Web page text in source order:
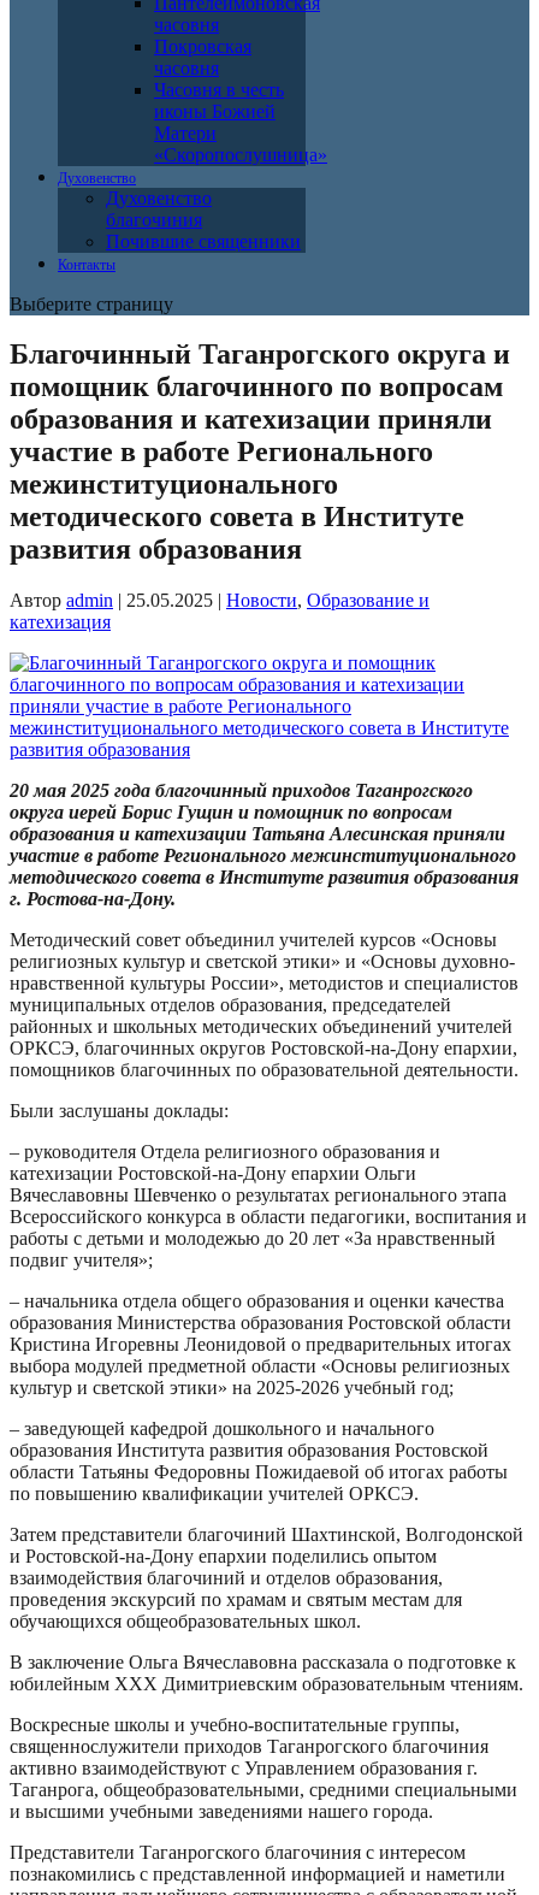
часовня
Покровская
часовня
Часовня в честь
иконы Божией
Матери
«Скоропослушница»
Духовенство
Духовенство
благочиния
Почившие священники
Контакты
Выберите страницу
Благочинный Таганрогского округа и
помощник благочинного по вопросам
образования и катехизации приняли
участие в работе Регионального
межинституционального
методического совета в Институте
развития образования
Автор admin | 25.05.2025 | Новости, Образование и
катехизация
20 мая 2025 года благочинный приходов Таганрогского
округа иерей Борис Гущин и помощник по вопросам
образования и катехизации Татьяна Алесинская приняли
участие в работе Регионального межинституционального
методического совета в Институте развития образования
г. Ростова-на-Дону.
Методический совет объединил учителей курсов «Основы
религиозных культур и светской этики» и «Основы духовно-
нравственной культуры России», методистов и специалистов
муниципальных отделов образования, председателей
районных и школьных методических объединений учителей
ОРКСЭ, благочинных округов Ростовской-на-Дону епархии,
помощников благочинных по образовательной деятельности.
Были заслушаны доклады:
– руководителя Отдела религиозного образования и
катехизации Ростовской-на-Дону епархии Ольги
Вячеславовны Шевченко о результатах регионального этапа
Всероссийского конкурса в области педагогики, воспитания и
работы с детьми и молодежью до 20 лет «За нравственный
подвиг учителя»;
– начальника отдела общего образования и оценки качества
образования Министерства образования Ростовской области
Кристина Игоревны Леонидовой о предварительных итогах
выбора модулей предметной области «Основы религиозных
культур и светской этики» на 2025-2026 учебный год;
– заведующей кафедрой дошкольного и начального
образования Института развития образования Ростовской
области Татьяны Федоровны Пожидаевой об итогах работы
по повышению квалификации учителей ОРКСЭ.
Затем представители благочиний Шахтинской, Волгодонской
и Ростовской-на-Дону епархии поделились опытом
взаимодействия благочиний и отделов образования,
проведения экскурсий по храмам и святым местам для
обучающихся общеобразовательных школ.
В заключение Ольга Вячеславовна рассказала о подготовке к
юбилейным XXX Димитриевским образовательным чтениям.
Воскресные школы и учебно-воспитательные группы,
священнослужители приходов Таганрогского благочиния
активно взаимодействуют с Управлением образования г.
Таганрога, общеобразовательными, средними специальными
и высшими учебными заведениями нашего города.
Представители Таганрогского благочиния с интересом
познакомились с представленной информацией и наметили